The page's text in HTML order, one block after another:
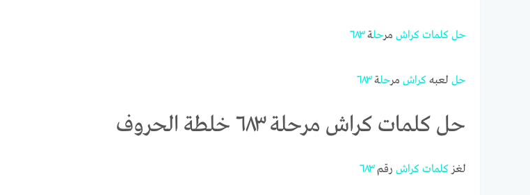
حل كلمات كراش مرحلة٦٨٣
حل لعبه كراش مرحلة٦٨٣
حل كلمات كراش مرحلة ٦٨٣ خلطة الحروف
لغز كلمات كراش رقم٦٨٣